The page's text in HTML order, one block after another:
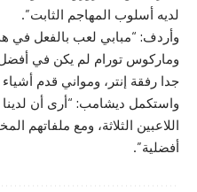
لديه أسلوب المهاجم الثابت”.
وأردف: “مبابي لعب بالفعل في
وماركوس تورام لم يكن في أفضل
جدا رفقة إنتر، ومواني قدم
واستكمل ديشامب: “أرى أن
اللاعبين الثلاثة، ومع ملفاتهم
أفضلية”.